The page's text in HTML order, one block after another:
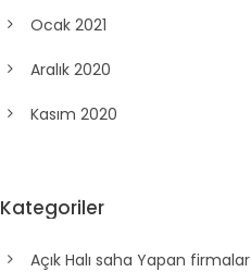
Ocak 2021
Aralık 2020
Kasım 2020
Kategoriler
Açık Halı saha Yapan firmalar